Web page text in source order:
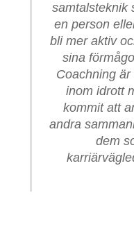
samtalsteknik
en person
bli mer aktiv
sina
Coachning
inom idrott
kommit att
andra
dem